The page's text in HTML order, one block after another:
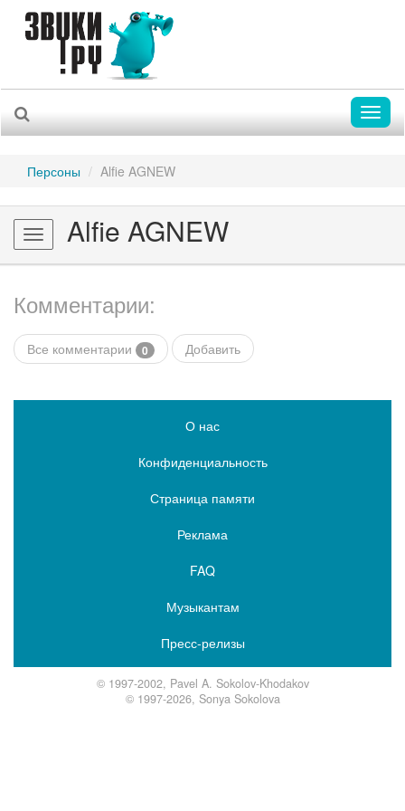
Персоны Alfie AGNEW
Toggle
navigation
Alfie AGNEW
Комментарии:
Все комментарии 0 Добавить
О нас
Конфиденциальность
Страница памяти
Реклама
FAQ
Музыкантам
Пресс-релизы
© 1997-2002, Pavel A. Sokolov-Khodakov
© 1997-2026, Sonya Sokolova